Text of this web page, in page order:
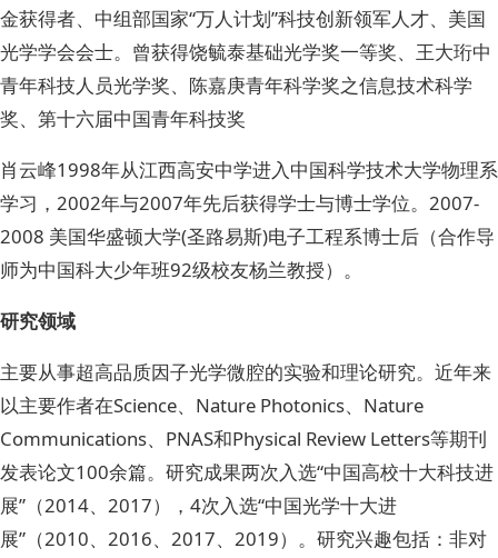
金获得者、中组部国家“万人计划”科技创新领军人才、美国
光学学会会士。曾获得饶毓泰基础光学奖一等奖、王大珩中
青年科技人员光学奖、陈嘉庚青年科学奖之信息技术科学
奖、第十六届中国青年科技奖
肖云峰1998年从江西高安中学进入中国科学技术大学物理系
学习，2002年与2007年先后获得学士与博士学位。2007-
2008 美国华盛顿大学(圣路易斯)电子工程系博士后（合作导
师为中国科大少年班92级校友杨兰教授）。
研究领域
主要从事超高品质因子光学微腔的实验和理论研究。近年来
以主要作者在Science、Nature Photonics、Nature
Communications、PNAS和Physical Review Letters等期刊
发表论文100余篇。研究成果两次入选“中国高校十大科技进
展”（2014、2017），4次入选“中国光学十大进
展”（2010、2016、2017、2019）。研究兴趣包括：非对